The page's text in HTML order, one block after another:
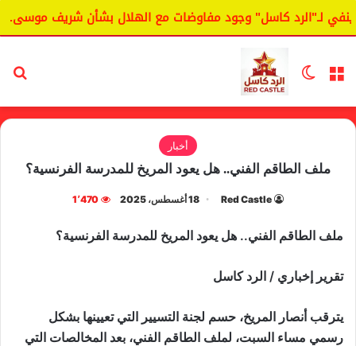
لـ"الرد كاسل" وجود مفاوضات مع الهلال بشأن شريف موسى.
القائمة الوضع المظلم
أخبار
ملف الطاقم الفني.. هل يعود المريخ للمدرسة الفرنسية؟
Red Castle 18 أغسطس، 2025 1٬470
ملف الطاقم الفني.. هل يعود المريخ للمدرسة الفرنسية؟
تقرير إخباري / الرد كاسل
يترقب أنصار المريخ، حسم لجنة التسيير التي تعيينها بشكل
رسمي مساء السبت، لملف الطاقم الفني، بعد المخالصات التي